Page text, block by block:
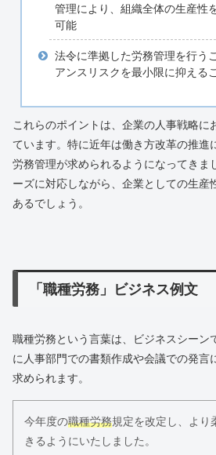
管理により、組織全体の生産性
可能
法令に準拠した労務管理を行う
アンスリスクを最小限に抑える
これらのポイントは、企業の人事戦略に
ています。特に近年は働き方改革の推進
労務管理が求められるようになってきま
ーズに対応しながら、企業としての生産
あるでしょう。
「職種労務」ビジネス例文
職種労務という言葉は、ビジネスシーン
に人事部門での書類作成や会議での発言
求められます。
今年度の職種労務規定を改定し、より
きるようにいたしました。